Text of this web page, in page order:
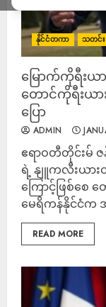
နိုင်ငံတကာ သတင်း
မြောက်ကိုရီး
တောင်ကိုရီးယ
ပြော
ADMIN
ဧရာဝတီတိုင်းမ်
ရဲ့ နျူကလီးယာ
ကြောင့်ဖြစ်စေ
မေရိကန်နိုင်ငံက
READ MORE